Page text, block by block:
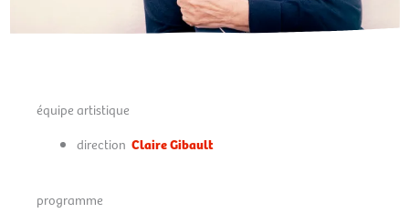
équipe artistique
direction Claire Gibault
programme